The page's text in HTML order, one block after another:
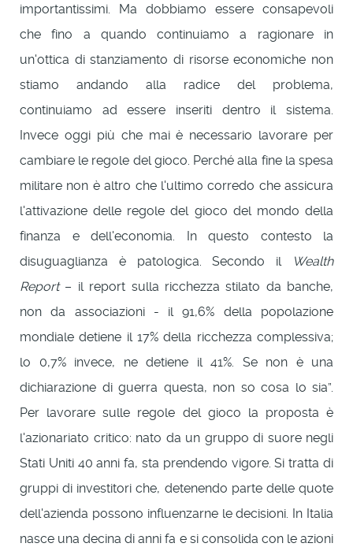
importantissimi. Ma dobbiamo essere consapevoli
che fino a quando continuiamo a ragionare in
un'ottica di stanziamento di risorse economiche non
stiamo andando alla radice del problema,
continuiamo ad essere inseriti dentro il sistema.
Invece oggi più che mai è necessario lavorare per
cambiare le regole del gioco. Perché alla fine la spesa
militare non è altro che l'ultimo corredo che assicura
l'attivazione delle regole del gioco del mondo della
finanza e dell'economia. In questo contesto la
disuguaglianza è patologica. Secondo il
Wealth
Report– il report sulla ricchezza stilato da banche,
non da associazioni - il 91,6% della popolazione
mondiale detiene il 17% della ricchezza complessiva;
lo 0,7% invece, ne detiene il 41%. Se non è una
dichiarazione di guerra questa, non so cosa lo sia”.
Per lavorare sulle regole del gioco la proposta è
l'azionariato critico: nato da un gruppo di suore negli
Stati Uniti 40 anni fa, sta prendendo vigore. Si tratta di
gruppi di investitori che, detenendo parte delle quote
dell'azienda possono influenzarne le decisioni. In Italia
nasce una decina di anni fa e si consolida con le azioni